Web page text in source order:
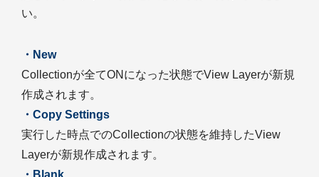
い。
・New
Collectionが全てONになった状態でView Layerが新規
作成されます。
・Copy Settings
実行した時点でのCollectionの状態を維持したView
Layerが新規作成されます。
・Blank